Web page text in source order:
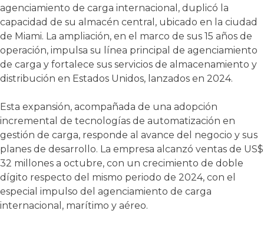
agenciamiento de carga internacional, duplicó la
capacidad de su almacén central, ubicado en la ciudad
de Miami. La ampliación, en el marco de sus 15 años de
operación, impulsa su línea principal de agenciamiento
de carga y fortalece sus servicios de almacenamiento y
distribución en Estados Unidos, lanzados en 2024.
Esta expansión, acompañada de una adopción
incremental de tecnologías de automatización en
gestión de carga, responde al avance del negocio y sus
planes de desarrollo. La empresa alcanzó ventas de US$
32 millones a octubre, con un crecimiento de doble
dígito respecto del mismo periodo de 2024, con el
especial impulso del agenciamiento de carga
internacional, marítimo y aéreo.